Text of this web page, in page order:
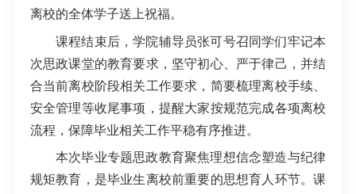
离校的全体学子送上祝福。
课程结束后，学院辅导员张可号召同学们牢记本
次思政课堂的教育要求，坚守初心、严于律己，并结
合当前离校阶段相关工作要求，简要梳理离校手续、
安全管理等收尾事项，提醒大家按规范完成各项离校
流程，保障毕业相关工作平稳有序推进。
本次毕业专题思政教育聚焦理想信念塑造与纪律
规矩教育，是毕业生离校前重要的思想育人环节。课